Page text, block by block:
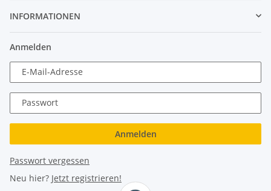
INFORMATIONEN
Anmelden
E-Mail-Adresse
Passwort
Anmelden
Passwort vergessen
Neu hier? Jetzt registrieren!